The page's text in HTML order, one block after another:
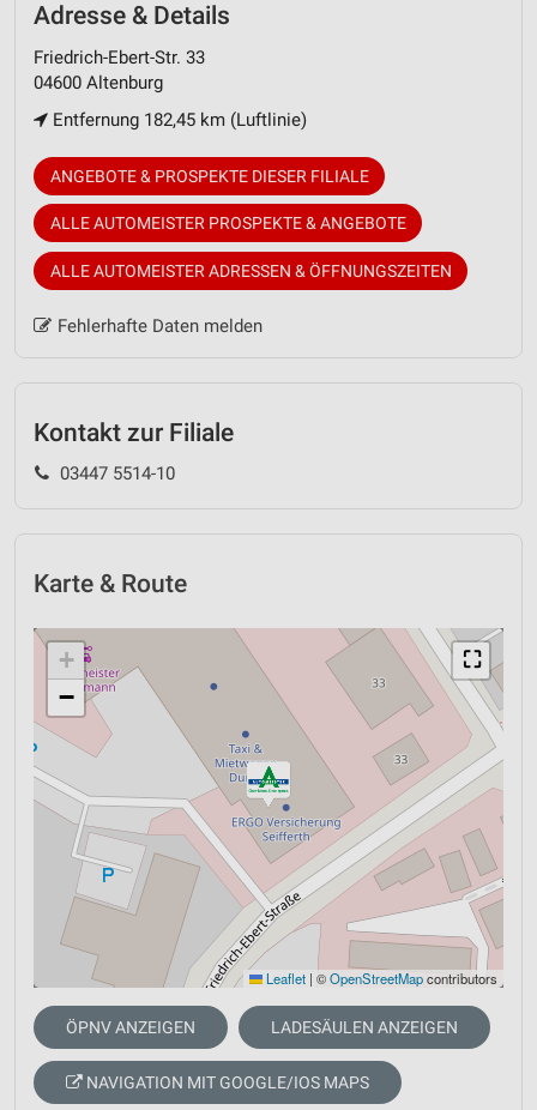
Adresse & Details
Friedrich-Ebert-Str. 33
04600 Altenburg
Entfernung 182,45 km (Luftlinie)
ANGEBOTE & PROSPEKTE DIESER FILIALE
ALLE AUTOMEISTER PROSPEKTE & ANGEBOTE
ALLE AUTOMEISTER ADRESSEN & ÖFFNUNGSZEITEN
Fehlerhafte Daten melden
Kontakt zur Filiale
03447 5514-10
Karte & Route
⛶
+
−
Leaflet | ©OpenStreetMapcontributors
ÖPNV ANZEIGEN LADESÄULEN ANZEIGEN
NAVIGATION MIT GOOGLE/IOS MAPS